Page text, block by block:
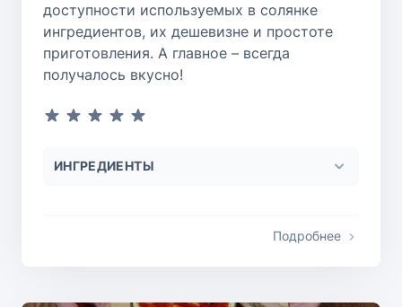
доступности используемых в солянке
ингредиентов, их дешевизне и простоте
приготовления. А главное – всегда
получалось вкусно!
ИНГРЕДИЕНТЫ
Подробнее